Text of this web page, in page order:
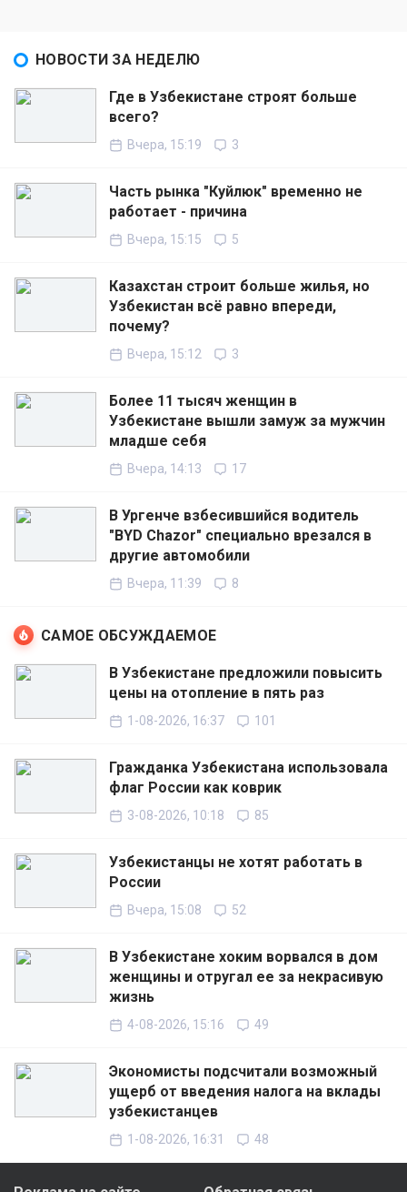
НОВОСТИ ЗА НЕДЕЛЮ
Где в Узбекистане строят больше
всего?
Вчера, 15:19 3
Часть рынка "Куйлюк" временно не
работает - причина
Вчера, 15:15 5
Казахстан строит больше жилья, но
Узбекистан всё равно впереди,
почему?
Вчера, 15:12 3
Более 11 тысяч женщин в
Узбекистане вышли замуж за мужчин
младше себя
Вчера, 14:13 17
В Ургенче взбесившийся водитель
"BYD Chazor" специально врезался в
другие автомобили
Вчера, 11:39 8
САМОЕ ОБСУЖДАЕМОЕ
В Узбекистане предложили повысить
цены на отопление в пять раз
1-08-2026, 16:37 101
Гражданка Узбекистана использовала
флаг России как коврик
3-08-2026, 10:18 85
Узбекистанцы не хотят работать в
России
Вчера, 15:08 52
В Узбекистане хоким ворвался в дом
женщины и отругал ее за некрасивую
жизнь
4-08-2026, 15:16 49
Экономисты подсчитали возможный
ущерб от введения налога на вклады
узбекистанцев
1-08-2026, 16:31 48